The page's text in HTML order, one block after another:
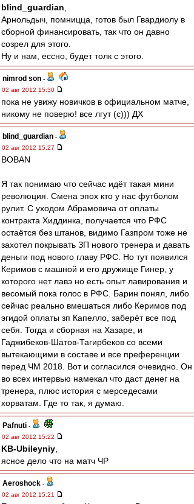
blind_guardian
Арнольдыч, помницца, готов был Гвардиолу в
сборной финансировать, так что он давно
созрел для этого.
Ну и нам, ессно, будет толк с этого.
nimrod son -
02 авг 2012 15:30
пока не увижу новичков в официальном матче,
никому не поверю! все лгут (с))) ДХ
blind_guardian -
02 авг 2012 15:27
BOBAN
Я так понимаю что сейчас идёт такая мини
революция. Смена эпох кто у нас футболом
рулит. С уходом Абрамовича от оплаты
контракта Хиддинка, получается что РФС
остаётся без штанов, видимо Газпром тоже не
захотел покрывать ЗП нового тренера и давать
деньги под нового главу РФС. Но тут появился
Керимов с машной и его дружище Гинер, у
которого нет лавэ но есть опыт лавирования и
весомый пока голос в РФС. Барин понял, либо
сейчас реально вмешаться либо Керимов под
эгидой оплаты зп Капелло, заберёт все под
себя. Тогда и сборная на Хазаре, и
Гаджибеков-Шатов-Тагирбеков со всеми
вытекающими в составе и все преференции
перед ЧМ 2018. Вот и согласился очевидно. Он
во всех интервью намекал что даст денег на
тренера, плюс история с мерседесами
хорватам. Где то так, я думаю.
Pafnuti -
02 авг 2012 15:22
KB-Ubileyniy
ясное дело что на матч ЧР
Aeroshock -
02 авг 2012 15:21